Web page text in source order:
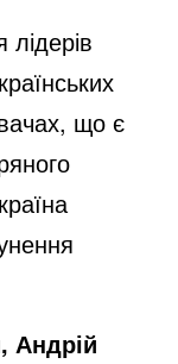
лідерів
що є
Андрій